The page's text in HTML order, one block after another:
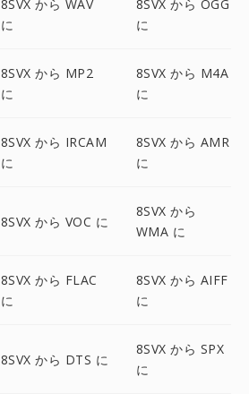
8SVX から WAV
に
8SVX から OGG
に
8SVX から MP2
に
8SVX から M4A
に
8SVX から IRCAM
に
8SVX から AMR
に
8SVX から VOC に
8SVX から
WMA に
8SVX から FLAC
に
8SVX から AIFF
に
8SVX から DTS に
8SVX から SPX
に